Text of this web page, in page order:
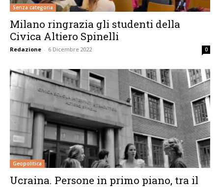
Senza categoria
Milano ringrazia gli studenti della
Civica Altiero Spinelli
Redazione - 6 Dicembre 2022 0
Geopolitica
Ucraina. Persone in primo piano, tra il